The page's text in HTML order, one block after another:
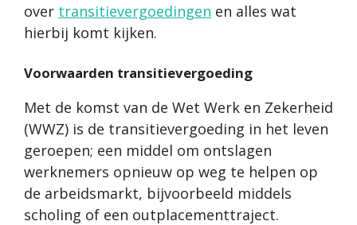
over transitievergoedingen en alles wat
hierbij komt kijken.
Voorwaarden transitievergoeding
Met de komst van de Wet Werk en Zekerheid
(WWZ) is de transitievergoeding in het leven
geroepen; een middel om ontslagen
werknemers opnieuw op weg te helpen op
de arbeidsmarkt, bijvoorbeeld middels
scholing of een outplacementtraject.